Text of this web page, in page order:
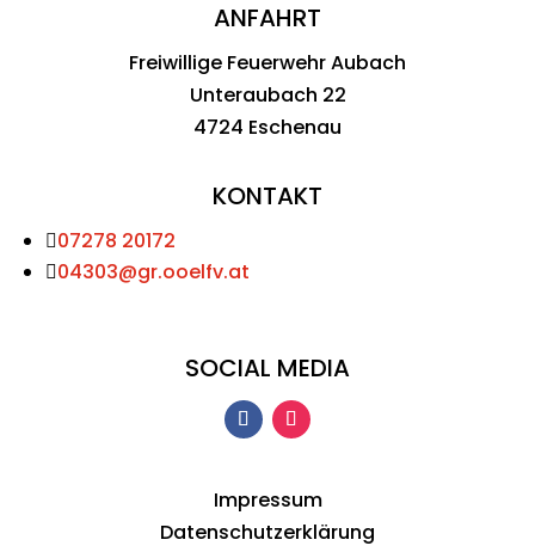
ANFAHRT
Freiwillige Feuerwehr Aubach
Unteraubach 22
4724 Eschenau
KONTAKT
07278 20172
04303@gr.ooelfv.at
SOCIAL MEDIA
Impressum
Datenschutzerklärung